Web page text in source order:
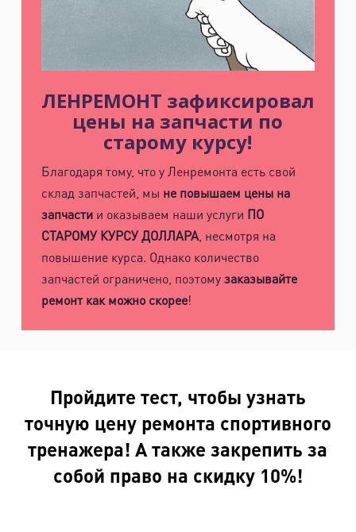
ул. Решетникова, д.3
ЛЕНРЕМОНТ зафиксировал
цены на запчасти по
старому курсу!
Благодаря тому, что у Ленремонта есть свой
склад запчастей, мы не повышаем цены на
запчастии оказываем наши услуги ПО
СТАРОМУ КУРСУ ДОЛЛАРА, несмотря на
повышение курса. Однако количество
запчастей ограничено, поэтомузаказывайте
ремонт как можно скорее!
Пройдите тест, чтобы узнать
точную цену ремонта спортивного
тренажера! А также закрепить за
собой право на скидку 10%!